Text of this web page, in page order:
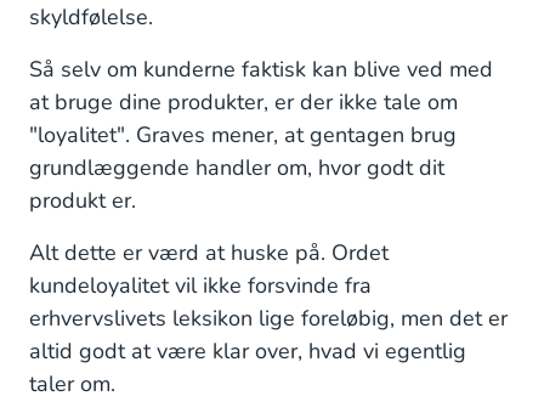
skyldfølelse.
Så selv om kunderne faktisk kan blive ved med
at bruge dine produkter, er der ikke tale om
"loyalitet". Graves mener, at gentagen brug
grundlæggende handler om, hvor godt dit
produkt er.
Alt dette er værd at huske på. Ordet
kundeloyalitet vil ikke forsvinde fra
erhvervslivets leksikon lige foreløbig, men det er
altid godt at være klar over, hvad vi egentlig
taler om.